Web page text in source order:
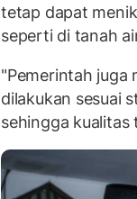
tetap dapat
seperti di tanah
"Pemerintah juga
dilakukan sesuai
sehingga kualitas